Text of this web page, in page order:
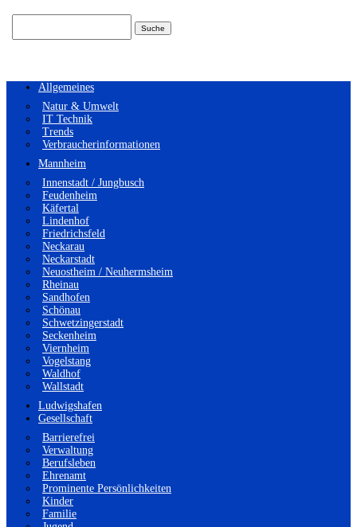
Allgemeines
Natur & Umwelt
IT Technik
Trends
Verbraucherinformationen
Mannheim
Innenstadt / Jungbusch
Feudenheim
Käfertal
Lindenhof
Friedrichsfeld
Neckarau
Neckarstadt
Neuostheim / Neuhermsheim
Rheinau
Sandhofen
Schönau
Schwetzingerstadt
Seckenheim
Viernheim
Vogelstang
Waldhof
Wallstadt
Ludwigshafen
Gesellschaft
Barrierefrei
Verwaltung
Berufsleben
Ehrenamt
Prominente Persönlichkeiten
Kinder
Familie